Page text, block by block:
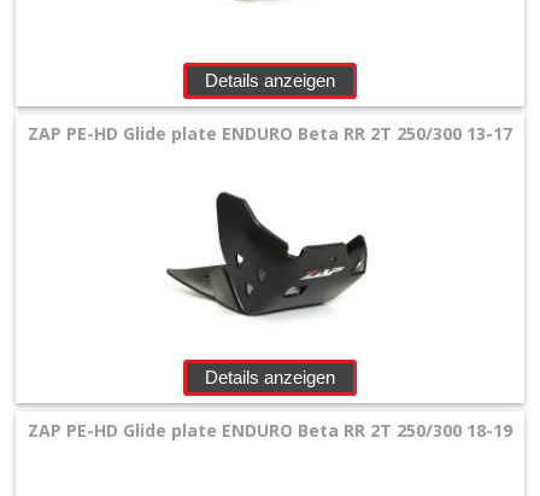
Details anzeigen
ZAP PE-HD Glide plate ENDURO Beta RR 2T 250/300 13-17
Details anzeigen
ZAP PE-HD Glide plate ENDURO Beta RR 2T 250/300 18-19